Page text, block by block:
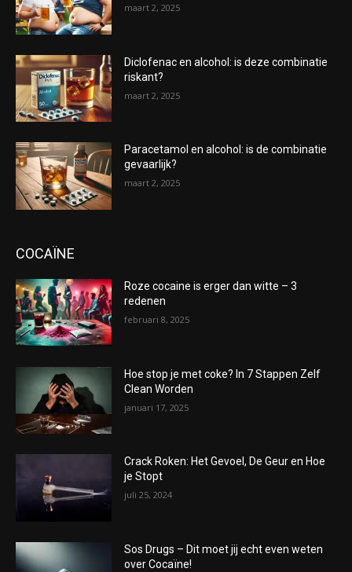
maart 2, 2025
Diclofenac en alcohol: is deze combinatie
riskant?
maart 2, 2025
Paracetamol en alcohol: is de combinatie
gevaarlijk?
maart 2, 2025
COCAÏNE
Roze cocaine is erger dan witte – 3
redenen
februari 8, 2025
Hoe stop je met coke? In 7 Stappen Zelf
Clean Worden
januari 17, 2025
Crack Roken: Het Gevoel, De Geur en Hoe
je Stopt
juli 25, 2024
Sos Drugs – Dit moet jij echt even weten
over Cocaïne!